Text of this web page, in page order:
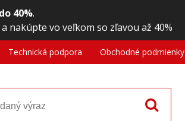
40%.
a nakúpte vo veľkom so zľavou až 40%
Technická podpora Obchodné podmienky